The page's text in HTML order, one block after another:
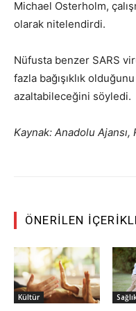
Michael Osterholm,
olarak nitelendirdi.
Nüfusta benzer SARS
fazla bağışıklık
azaltabileceğini söyledi.
Kaynak: Anadolu Ajansı,
ÖNERILEN
Kültür